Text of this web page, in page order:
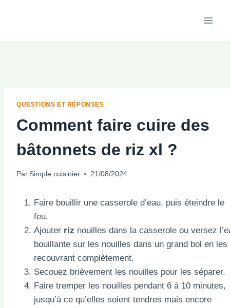
QUESTIONS ET RÉPONSES
Comment faire cuire des
bâtonnets de riz xl ?
Par Simple cuisinier 21/08/2024
Faire bouillir une casserole d’eau, puis éteindre le
feu.
Ajouter riz nouilles dans la casserole ou versez
bouillante sur les nouilles dans un grand bol en les
recouvrant complètement.
Secouez brièvement les nouilles pour les séparer.
Faire tremper les nouilles pendant 6 à 10 minutes,
jusqu’à ce qu’elles soient tendres mais encore